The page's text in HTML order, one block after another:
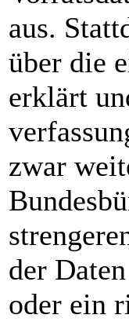
aus.
über die
erklärt
zwar
der
oder ein